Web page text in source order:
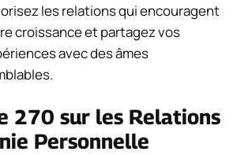
les relations qui encouragent
croissance et partagez vos
avec des âmes
270 sur les Relations
Personnelle